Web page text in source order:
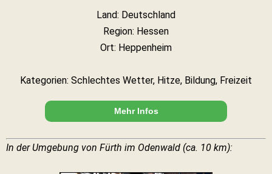
Land: Deutschland
Region: Hessen
Ort: Heppenheim
Kategorien: Schlechtes Wetter, Hitze, Bildung, Freizeit
Mehr Infos
In der Umgebung von Fürth im Odenwald (ca. 10 km):